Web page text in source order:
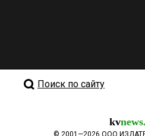
Поиск по сайту
kv
© 2001—2026 ООО